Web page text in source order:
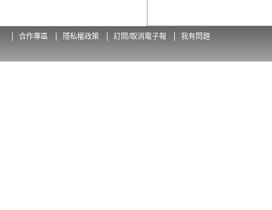
合作專區 隱私權政策 訂閱/取消電子報 我有問題